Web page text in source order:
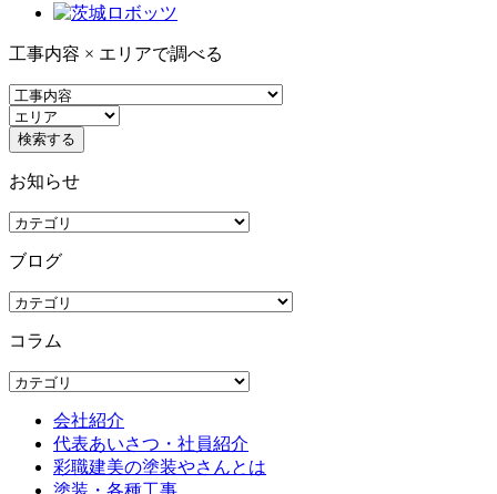
工事内容 × エリアで調べる
お知らせ
ブログ
コラム
会社紹介
代表あいさつ・社員紹介
彩職建美の塗装やさんとは